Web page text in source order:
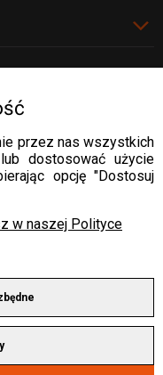
przez nas wszystkich
dostosować użycie
opcję "Dostosuj
w naszej Polityce